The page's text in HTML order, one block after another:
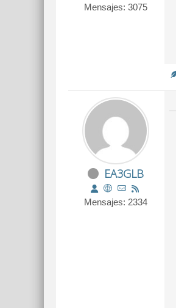
Mensajes: 3075
EA3GLB
Mensajes: 2334